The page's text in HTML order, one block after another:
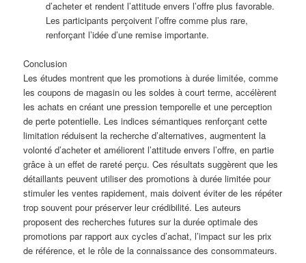
d’acheter et rendent l’attitude envers l’offre plus favorable.
Les participants perçoivent l’offre comme plus rare,
renforçant l’idée d’une remise importante.
Conclusion
Les études montrent que les promotions à durée limitée, comme
les coupons de magasin ou les soldes à court terme, accélèrent
les achats en créant une pression temporelle et une perception
de perte potentielle. Les indices sémantiques renforçant cette
limitation réduisent la recherche d’alternatives, augmentent la
volonté d’acheter et améliorent l’attitude envers l’offre, en partie
grâce à un effet de rareté perçu. Ces résultats suggèrent que les
détaillants peuvent utiliser des promotions à durée limitée pour
stimuler les ventes rapidement, mais doivent éviter de les répéter
trop souvent pour préserver leur crédibilité. Les auteurs
proposent des recherches futures sur la durée optimale des
promotions par rapport aux cycles d’achat, l’impact sur les prix
de référence, et le rôle de la connaissance des consommateurs.